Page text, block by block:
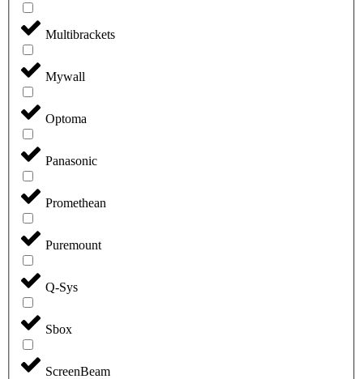
Multibrackets
Mywall
Optoma
Panasonic
Promethean
Puremount
Q-Sys
Sbox
ScreenBeam